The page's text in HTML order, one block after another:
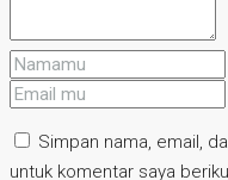
Simpan nama, email,
untuk komentar saya